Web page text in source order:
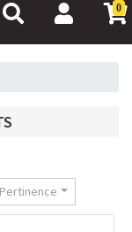
0
Pertinence